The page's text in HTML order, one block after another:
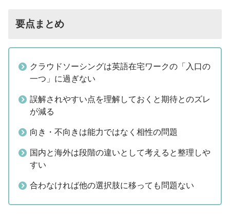
要点まとめ
クラウドソーシングは英語在宅ワークの「入口の
一つ」に過ぎない
誤解されやすい点を理解しておくと期待とのズレ
が減る
向き・不向きは能力ではなく相性の問題
国内と海外は段階の違いとして考えると整理しや
すい
合わなければ他の選択肢に移っても問題ない